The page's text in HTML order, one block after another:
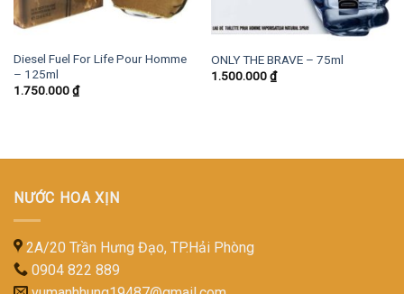
Diesel Fuel For Life Pour Homme
– 125ml
1.750.000₫
ONLY THE BRAVE – 75ml
1.500.000₫
NƯỚC HOA XỊN
2A/20 Trần Hưng Đạo, TP.Hải Phòng
0904 822 889